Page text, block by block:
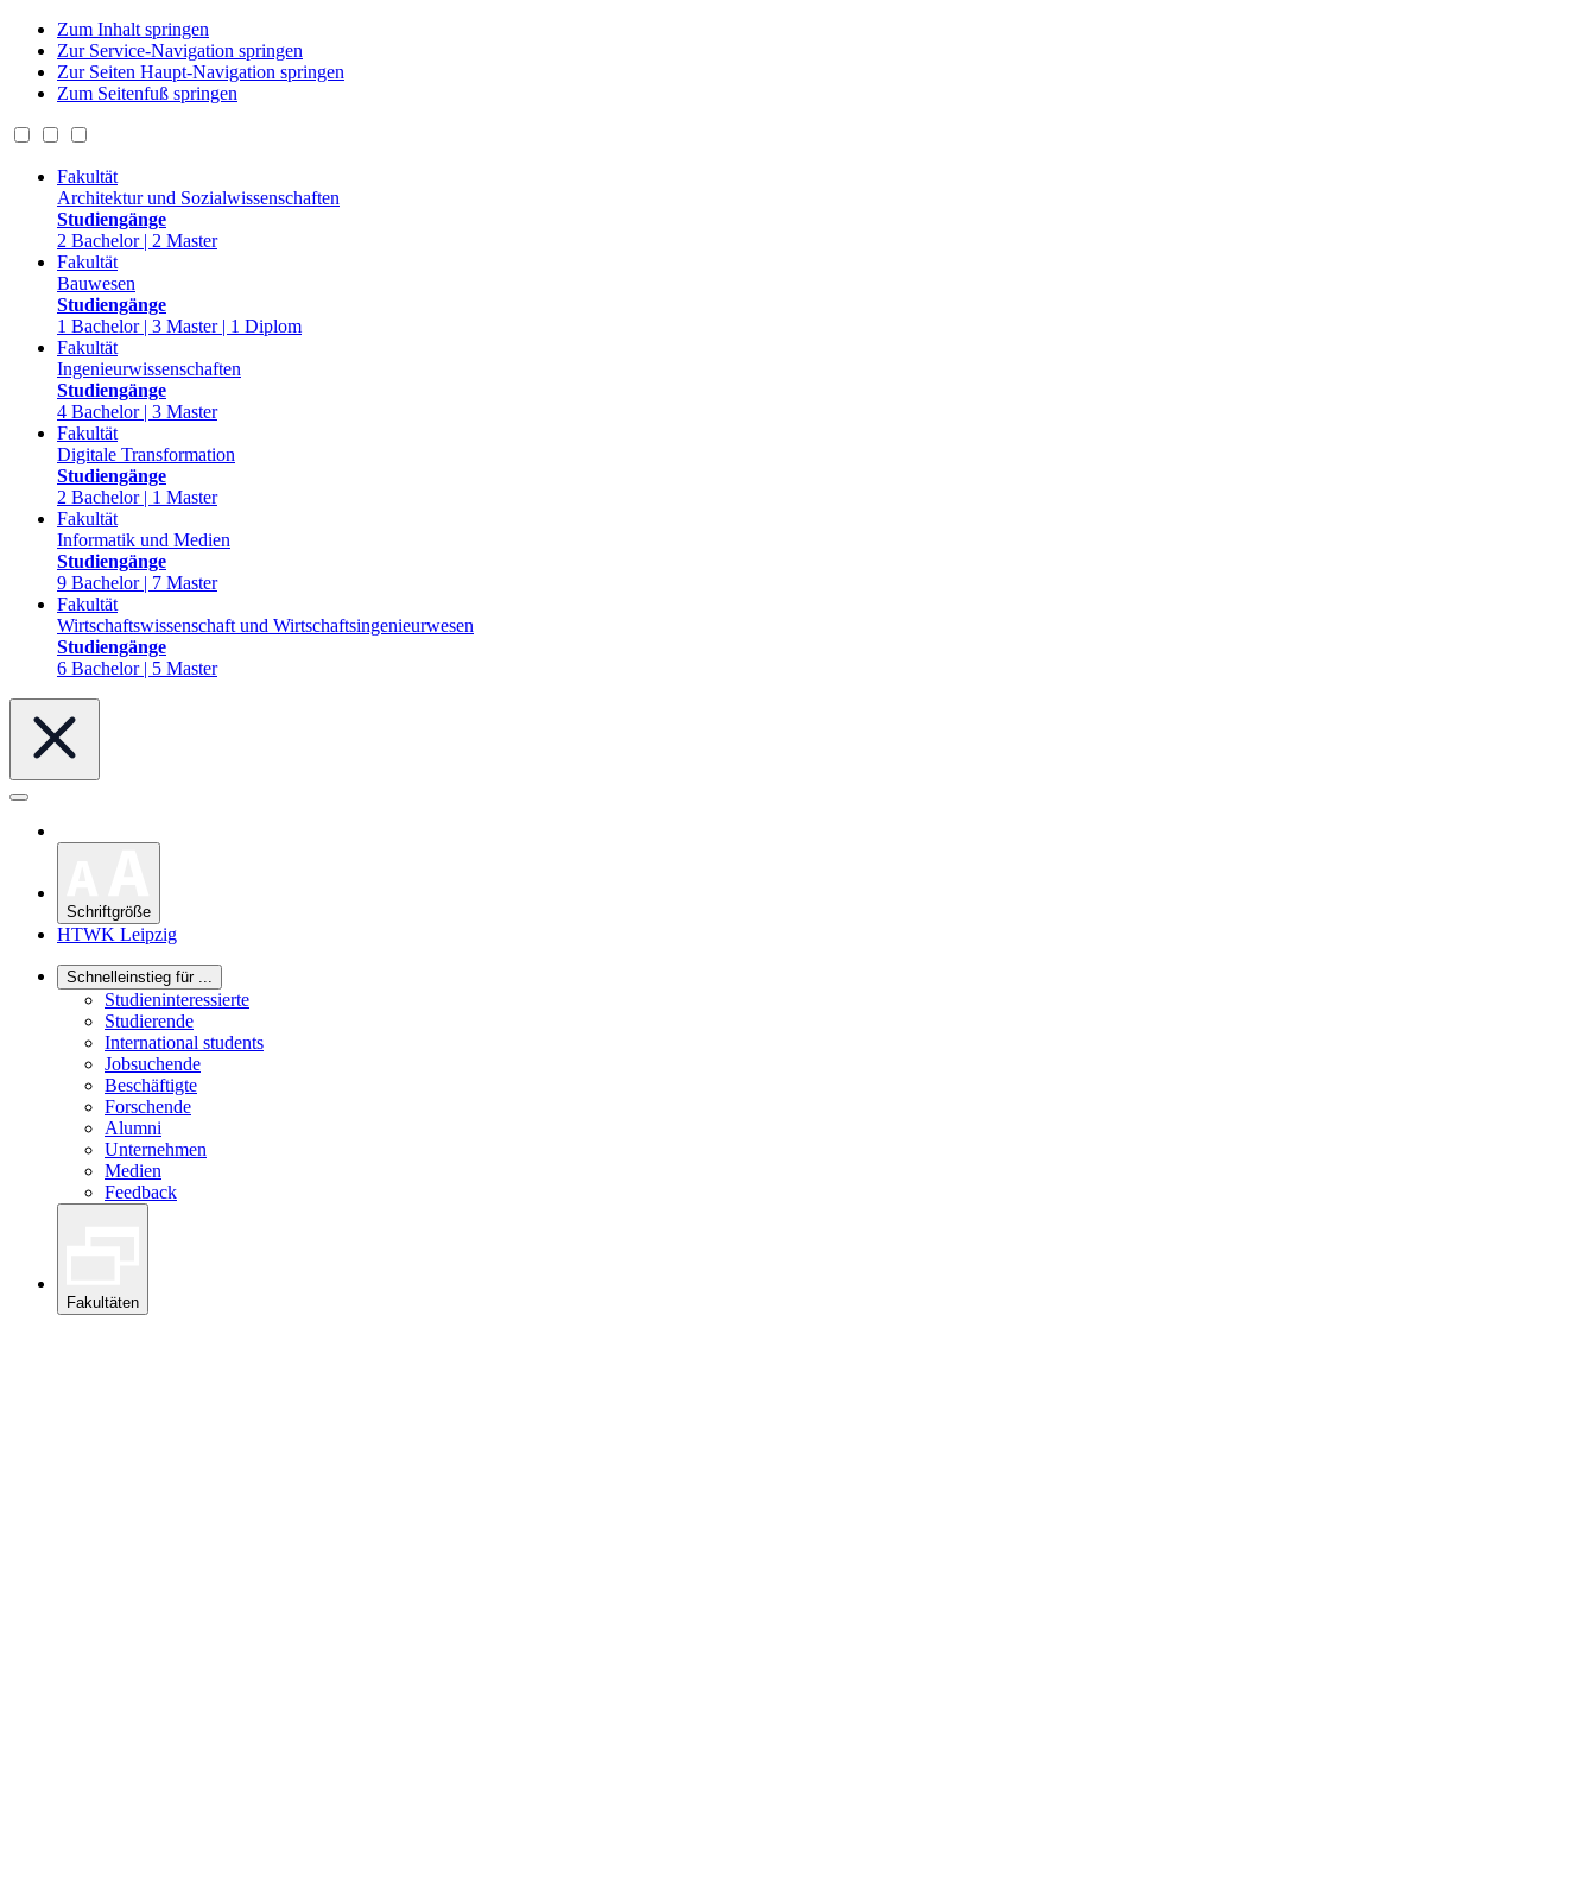
Zum Inhalt springen
Zur Service-Navigation springen
Zur Seiten Haupt-Navigation springen
Zum Seitenfuß springen
Fakultät
Architektur und Sozialwissenschaften
Studiengänge
2 Bachelor | 2 Master
Fakultät
Bauwesen
Studiengänge
1 Bachelor | 3 Master | 1 Diplom
Fakultät
Ingenieurwissenschaften
Studiengänge
4 Bachelor | 3 Master
Fakultät
Digitale Transformation
Studiengänge
2 Bachelor | 1 Master
Fakultät
Informatik und Medien
Studiengänge
9 Bachelor | 7 Master
Fakultät
Wirtschaftswissenschaft und Wirtschaftsingenieurwesen
Studiengänge
6 Bachelor | 5 Master
Schriftgröße
HTWK Leipzig
Schnelleinstieg für ...
Studieninteressierte
Studierende
International students
Jobsuchende
Beschäftigte
Forschende
Alumni
Unternehmen
Medien
Feedback
Fakultäten